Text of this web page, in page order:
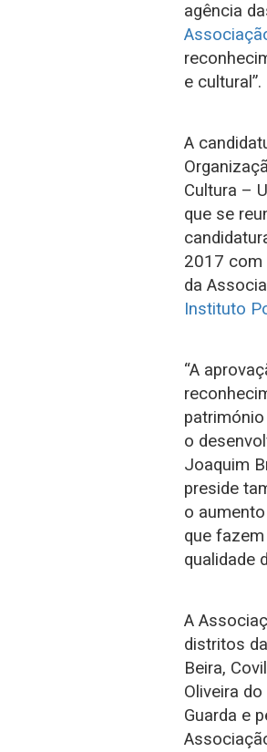
agência
e cultural”.
A
Cultura –
que se
2017 com
da
Instituto
“A
o
Joaquim
preside
o
que
qualidade
A
distritos
Beira,
Oliveira
Guarda e